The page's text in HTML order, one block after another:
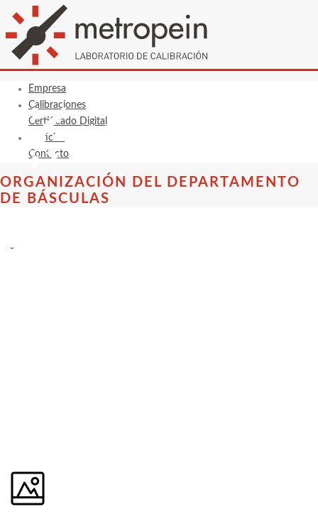
Empresa
Calibraciones
Certificado Digital
Noticias
Contacto
ORGANIZACIÓN DEL DEPARTAMENTO
DE BÁSCULAS